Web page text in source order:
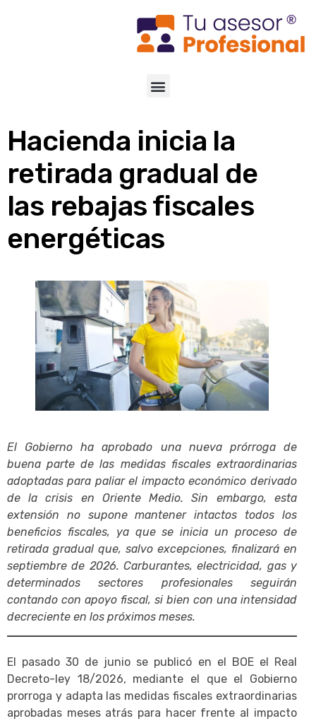
Hacienda inicia la
retirada gradual de
las rebajas fiscales
energéticas
El Gobierno ha aprobado una nueva prórroga de
buena parte de las medidas fiscales extraordinarias
adoptadas para paliar el impacto económico derivado
de la crisis en Oriente Medio. Sin embargo, esta
extensión no supone mantener intactos todos los
beneficios fiscales, ya que se inicia un proceso de
retirada gradual que, salvo excepciones, finalizará en
septiembre de 2026. Carburantes, electricidad, gas y
determinados sectores profesionales seguirán
contando con apoyo fiscal, si bien con una intensidad
decreciente en los próximos meses.
El pasado 30 de junio se publicó en el BOE el Real
Decreto-ley 18/2026, mediante el que el Gobierno
prorroga y adapta las medidas fiscales extraordinarias
aprobadas meses atrás para hacer frente al impacto